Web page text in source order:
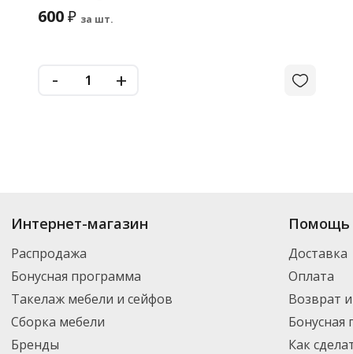
600₽ за шт.
- +
Интернет-магазин
Распродажа
Бонусная программа
Такелаж мебели и сейфов
Сборка мебели
Бренды
Помощь
Доставка
Оплата
Возврат
Бонусная
Как